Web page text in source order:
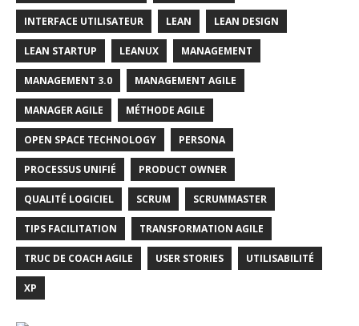
INTERFACE UTILISATEUR LEAN LEAN DESIGN
LEAN STARTUP LEANUX MANAGEMENT
MANAGEMENT 3.0 MANAGEMENT AGILE
MANAGER AGILE MÉTHODE AGILE
OPEN SPACE TECHNOLOGY PERSONA
PROCESSUS UNIFIÉ PRODUCT OWNER
QUALITÉ LOGICIEL SCRUM SCRUMMASTER
TIPS FACILITATION TRANSFORMATION AGILE
TRUC DE COACH AGILE USER STORIES UTILISABILITÉ
XP